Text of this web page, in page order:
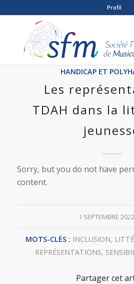
Profil
HANDICAP ET
Les
TDAH dans la
Sorry, but you do not have
content.
1 SEPTEMBRE 2022
/
MOTS-CLÉS : INCLUSION,
REPRÉSENTATIONS,
Partager cet